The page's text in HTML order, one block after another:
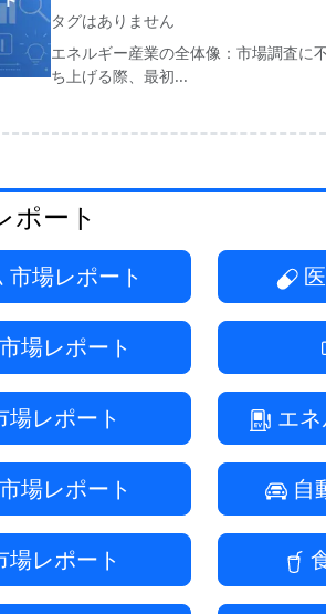
タグはありません
エネルギー産業の全体像：市場調査に
ち上げる際、最初...
ポート
市場レポート
市場レポート
場レポート エ
市場レポート 自
場レポート